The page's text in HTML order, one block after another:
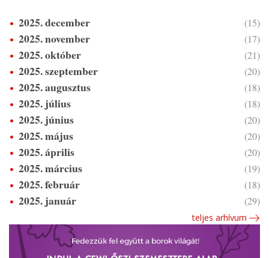
2025. december (15)
2025. november (17)
2025. október (21)
2025. szeptember (20)
2025. augusztus (18)
2025. július (18)
2025. június (20)
2025. május (20)
2025. április (20)
2025. március (19)
2025. február (18)
2025. január (29)
teljes arhívum